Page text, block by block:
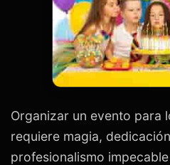
Organizar un evento para
requiere magia,
profesionalismo